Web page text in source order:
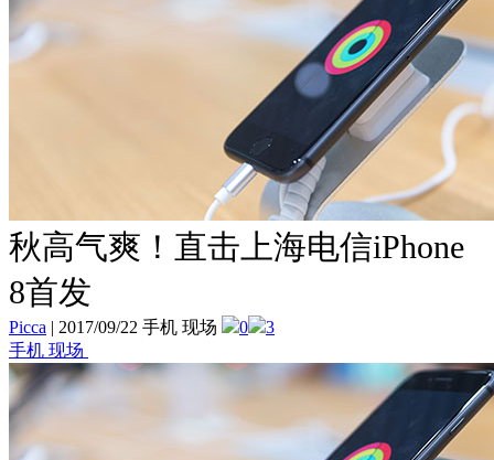
秋高气爽！直击上海电信iPhone
8首发
Picca | 2017/09/22 手机 现场 0
3
手机 现场